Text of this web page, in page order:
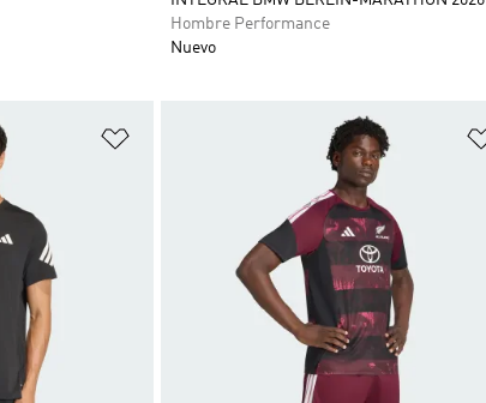
Hombre Performance
Nuevo
Añadir a la lista de deseos